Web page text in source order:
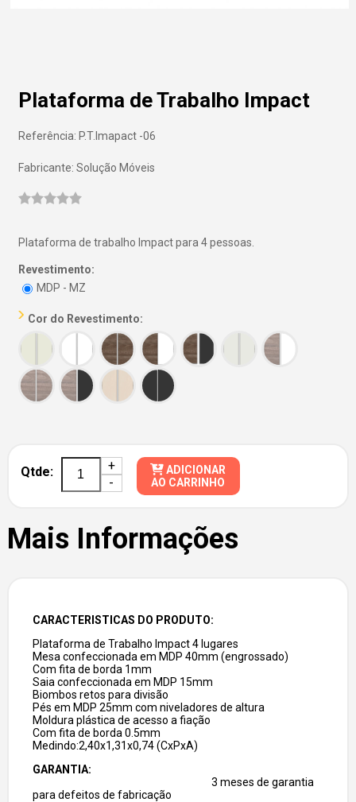
Plataforma de Trabalho Impact
Referência: P.T.Imapact -06
Fabricante: Solução Móveis
Plataforma de trabalho Impact para 4 pessoas.
Revestimento:
MDP - MZ
Cor do Revestimento:
Qtde:
+
-
ADICIONAR
AO CARRINHO
Mais Informações
CARACTERISTICAS DO PRODUTO:
Plataforma de Trabalho Impact 4 lugares
Mesa confeccionada em MDP 40mm (engrossado)
Com fita de borda 1mm
Saia confeccionada em MDP 15mm
Biombos retos para divisão
Pés em MDP 25mm com niveladores de altura
Moldura plástica de acesso a fiação
Com fita de borda 0.5mm
Medindo:2,40x1,31x0,74 (CxPxA)
GARANTIA:
3 meses de garantia
para defeitos de fabricação